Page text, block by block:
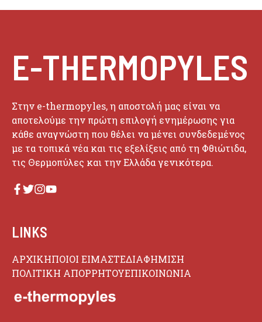
E-THERMOPYLES
Στην e-thermopyles, η αποστολή μας είναι να
αποτελούμε την πρώτη επιλογή ενημέρωσης για
κάθε αναγνώστη που θέλει να μένει συνδεδεμένος
με τα τοπικά νέα και τις εξελίξεις από τη Φθιώτιδα,
τις Θερμοπύλες και την Ελλάδα γενικότερα.
LINKS
ΑΡΧΙΚΗΠΟΙΟΙ ΕΙΜΑΣΤΕΔΙΑΦΗΜΙΣΗ
ΠΟΛΙΤΙΚΗ ΑΠΟΡΡΗΤΟΥΕΠΙΚΟΙΝΩΝΙΑ